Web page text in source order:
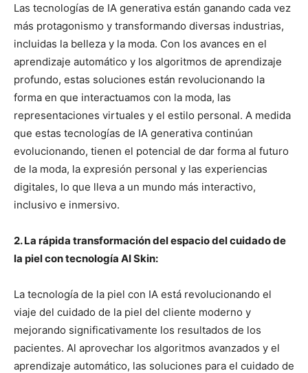
Las tecnologías de IA generativa están ganando cada vez
más protagonismo y transformando diversas industrias,
incluidas la belleza y la moda. Con los avances en el
aprendizaje automático y los algoritmos de aprendizaje
profundo, estas soluciones están revolucionando la
forma en que interactuamos con la moda, las
representaciones virtuales y el estilo personal. A medida
que estas tecnologías de IA generativa continúan
evolucionando, tienen el potencial de dar forma al futuro
de la moda, la expresión personal y las experiencias
digitales, lo que lleva a un mundo más interactivo,
inclusivo e inmersivo.
2. La rápida transformación del espacio del cuidado de
la piel con tecnología AI Skin:
La tecnología de la piel con IA está revolucionando el
viaje del cuidado de la piel del cliente moderno y
mejorando significativamente los resultados de los
pacientes. Al aprovechar los algoritmos avanzados y el
aprendizaje automático, las soluciones para el cuidado de